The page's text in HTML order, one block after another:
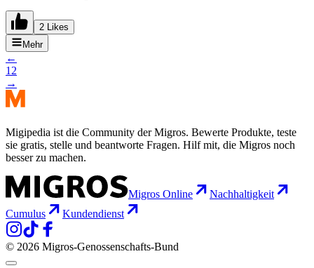
2 Likes
Mehr
←
1 2
→
Migipedia ist die Community der Migros. Bewerte Produkte, teste
sie gratis, stelle und beantworte Fragen. Hilf mit, die Migros noch
besser zu machen.
Migros Online
Nachhaltigkeit
Cumulus
Kundendienst
© 2026 Migros-Genossenschafts-Bund